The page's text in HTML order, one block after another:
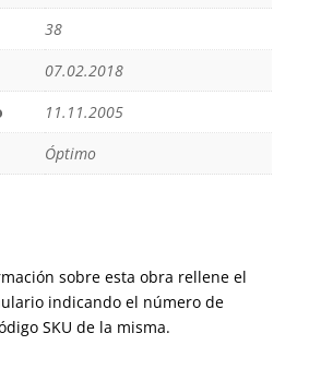
38
07.02.2018
11.11.2005
Óptimo
sobre esta obra rellene el
indicando el número de
SKU de la misma.